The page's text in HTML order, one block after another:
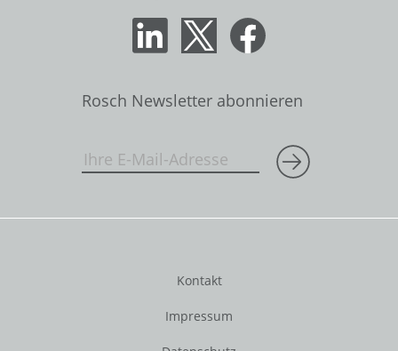
Rosch Newsletter abonnieren
Kontakt
Impressum